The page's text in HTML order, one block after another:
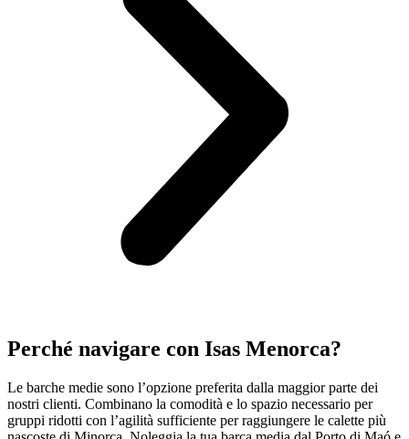
Perché navigare con Isas Menorca?
Le barche medie sono l’opzione preferita dalla maggior parte dei
nostri clienti. Combinano la comodità e lo spazio necessario per
gruppi ridotti con l’agilità sufficiente per raggiungere le calette più